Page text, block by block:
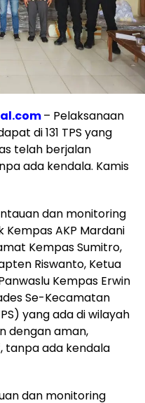
– Pelaksanaan
di 131 TPS yang
telah berjalan
ada kendala. Kamis
dan monitoring
Kempas AKP Mardani
Kempas Sumitro,
Riswanto, Ketua
Kempas Erwin
Se-Kecamatan
yang ada di wilayah
dengan aman,
tanpa ada kendala
dan monitoring